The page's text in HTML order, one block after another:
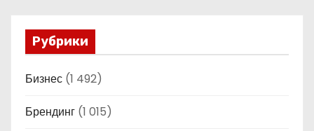
Рубрики
Бизнес (1 492)
Брендинг (1 015)